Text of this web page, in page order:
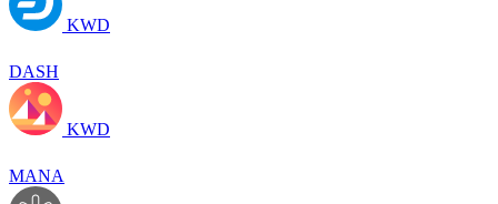
KWD
DASH
KWD
MANA